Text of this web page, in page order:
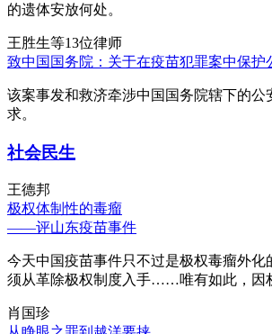
的遗体安放何处。
王胜生等13位律师
致中国国务院：关于在疫苗犯罪案中保
该案事发和救济牵涉中国国务院辖下的
求。
社会民生
王德邦
极权体制性的毒瘤
——评山东疫苗事件
今天中国疫苗事件只不过是极权毒瘤外
须从革除极权制度入手……唯有如此，因
肖国珍